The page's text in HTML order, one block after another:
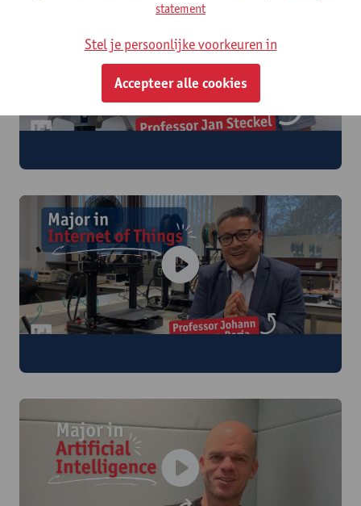
statement
Stel je persoonlijke voorkeuren in
Accepteer alle cookies